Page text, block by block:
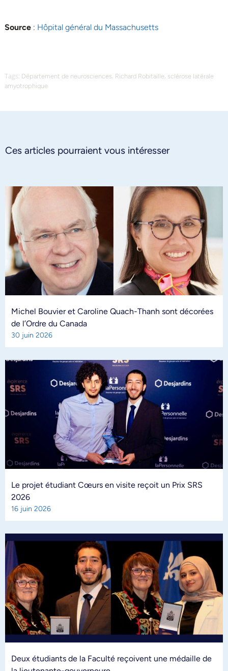
Source : Hôpital général du Massachusetts
Tags: Département de neurosciences, Richard Robitaille, sclérose latérale
amyotrophique
Ces articles pourraient vous intéresser
Michel Bouvier et Caroline Quach-Thanh sont décorées
de l’Ordre du Canada
30 juin 2026
Le projet étudiant Cœurs en visite reçoit un Prix SRS
2026
16 juin 2026
Deux étudiants de la Faculté reçoivent une médaille de